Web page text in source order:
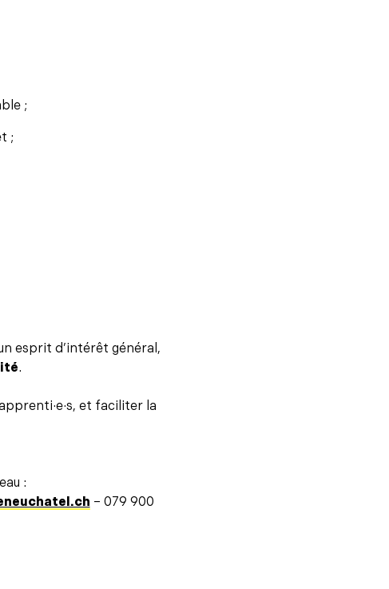
;
;
esprit d’intérêt général,
.
et faciliter la
:
– 079 900